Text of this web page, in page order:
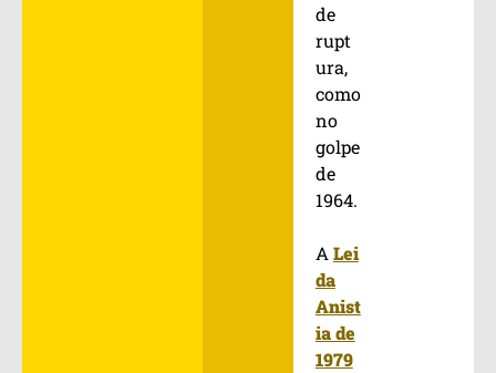
de
rupt
ura,
como
no
golpe
de
1964.
A Lei
da
Anist
ia de
1979